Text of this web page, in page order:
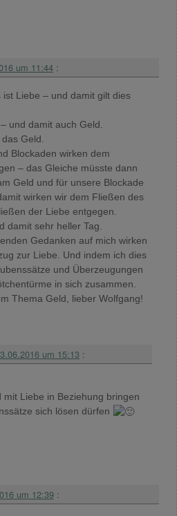
um 11:44 :
ist Liebe – und damit gilt dies
und damit auch Geld.
Geld.
Blockaden wirken dem
– das Gleiche müsste dann
Geld und für unsere Blockade
wirken wir dem Fließen des
der Liebe entgegen.
damit sehr heller Tag.
Gedanken auf mich wirken
zur Liebe. Und indem ich dies
und Überzeugungen
in sich zusammen.
Thema Geld, lieber Wolfgang!
um 15:13 :
Liebe in Beziehung bringen
sich lösen dürfen
um 12:39 :